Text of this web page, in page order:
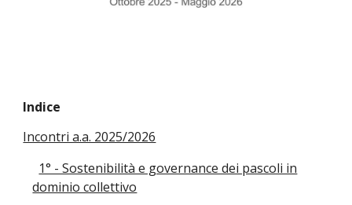
Indice
Incontri a.a. 2025/2026
1° - Sostenibilità e governance dei pascoli in
dominio collettivo